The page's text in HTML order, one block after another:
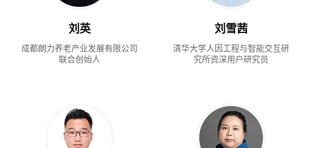
刘英
成都朗力养老产业发展有限公司
联合创始人
刘雪茜
清华大学人因工程与智能交互研
究所资深用户研究员